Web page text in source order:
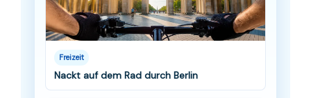
Freizeit
Nackt auf dem Rad durch Berlin